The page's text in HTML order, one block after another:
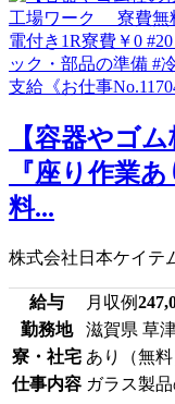
【容器やゴ
『座り作業
料...
株式会社日本ケイテ
給与 月収例
勤務地
滋賀県 草
寮・社宅 あり（無料
仕事内容 ガラス製